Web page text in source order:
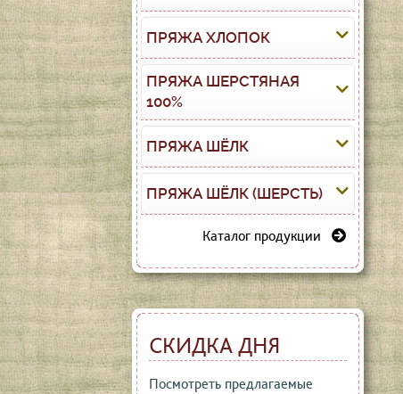
ПРЯЖА ХЛОПОК
ПРЯЖА ШЕРСТЯНАЯ
100%
ПРЯЖА ШЁЛК
ПРЯЖА ШЁЛК (ШЕРСТЬ)
Каталог продукции
СКИДКА ДНЯ
Посмотреть предлагаемые